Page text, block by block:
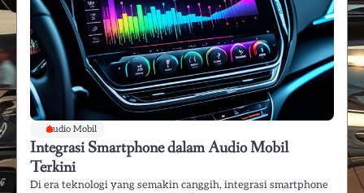
Audio Mobil
Integrasi Smartphone dalam Audio Mobil
Terkini
Di era teknologi yang semakin canggih, integrasi smartphone